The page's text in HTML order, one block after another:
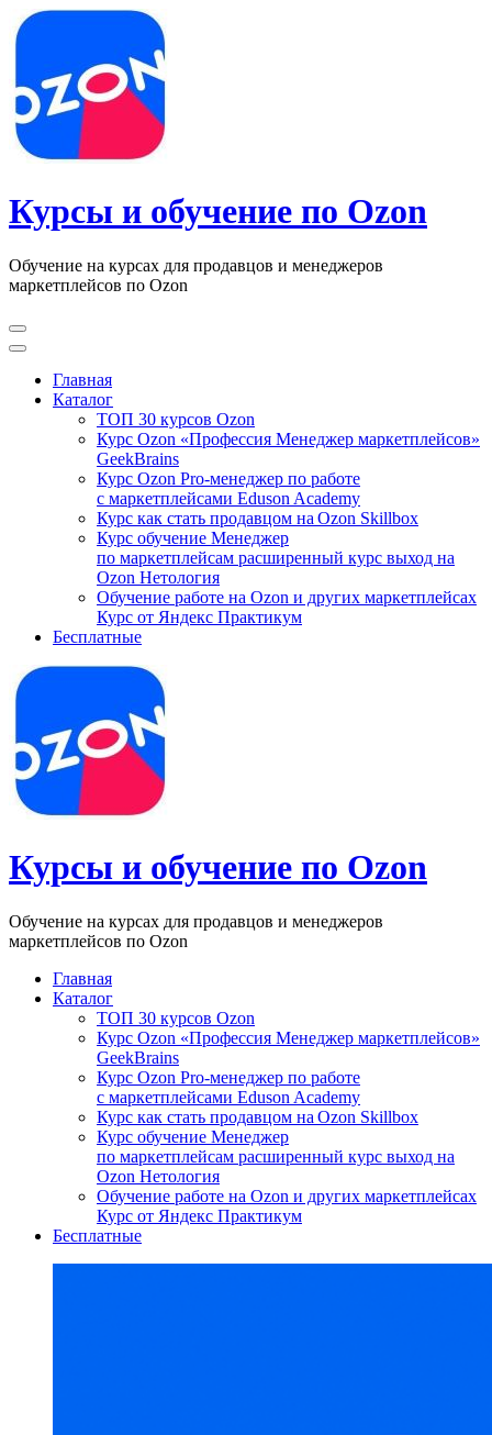
Перейти
к
(нажмите
Enter)
Курсы и обучение по Ozon
Обучение на курсах для продавцов и менеджеров
маркетплейсов по Ozon
Главная
Каталог
ТОП 30 курсов Ozon
Курс Ozon «Профессия Менеджер маркетплейсов»
GeekBrains
Курс Ozon Pro-менеджер по работе
с маркетплейсами Eduson Academy
Курс как стать продавцом на Ozon Skillbox
Курс обучение Менеджер
по маркетплейсам расширенный курс выход на
Ozon Нетология
Обучение работе на Ozon и других маркетплейсах
Курс от Яндекс Практикум
Бесплатные
Курсы и обучение по Ozon
Обучение на курсах для продавцов и менеджеров
маркетплейсов по Ozon
Главная
Каталог
ТОП 30 курсов Ozon
Курс Ozon «Профессия Менеджер маркетплейсов»
GeekBrains
Курс Ozon Pro-менеджер по работе
с маркетплейсами Eduson Academy
Курс как стать продавцом на Ozon Skillbox
Курс обучение Менеджер
по маркетплейсам расширенный курс выход на
Ozon Нетология
Обучение работе на Ozon и других маркетплейсах
Курс от Яндекс Практикум
Бесплатные